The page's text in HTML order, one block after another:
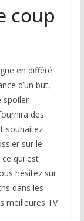
coup
en différé
d’un but,
spoiler
des
souhaitez
sur le
qui est
hésitez sur
dans les
meilleures TV